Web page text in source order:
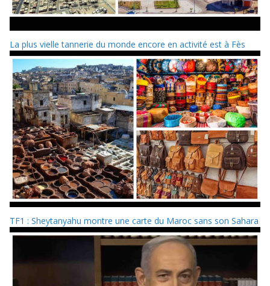
La plus vielle tannerie du monde encore en activité est à Fès
TF1 : Sheytanyahu montre une carte du Maroc sans son Sahara